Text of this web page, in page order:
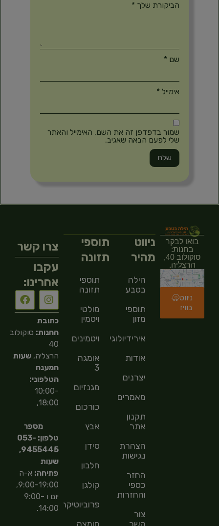
הביקורת שלך *
שם *
אימייל *
שמור בדפדפן זה את השם, האימייל והאתר
שלי לפעם הבאה שאגיב.
בואו לבקר
בחנות:
סוקולוב 40,
הרצליה.
ניווט
בוויז
ניווט
מהיר
הילה
בטבע
תוספי
מזון
אירידיולוגיה
אודות
יצרנים
מאמרים
תקנון
אתר
הצהרת
נגישות
החזר
כספי
והחזרות
צור
תוספי
תזונה
תוספי
תזונה
מולטי
ויטמין
ויטמינים
אומגה
3
מגנזיום
כורכום
אבץ
סידן
חלבון
קולגן
פרוביוטיקה
צרו קשר
עקבו
אחרינו:
כתובת
החנות: סוקולוב
40
הרצליה,שעות
המענה
הטלפוני:
10:00-
18:00,
מספר
טלפון: 053-
9455445,
שעות
פתיחה: א-ה
9:00-19:00,
יום ו 9:00-
14:00.